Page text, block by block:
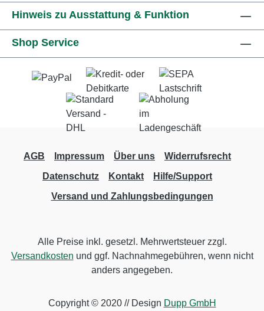
Hinweis zu Ausstattung & Funktion
Shop Service
AGB Impressum Über uns
Widerrufsrecht
Datenschutz
Kontakt
Hilfe/Support
Versand und Zahlungsbedingungen
Alle Preise inkl. gesetzl. Mehrwertsteuer zzgl.
Versandkosten und ggf. Nachnahmegebühren, wenn nicht
anders angegeben.
Copyright © 2020 // Design Dupp GmbH